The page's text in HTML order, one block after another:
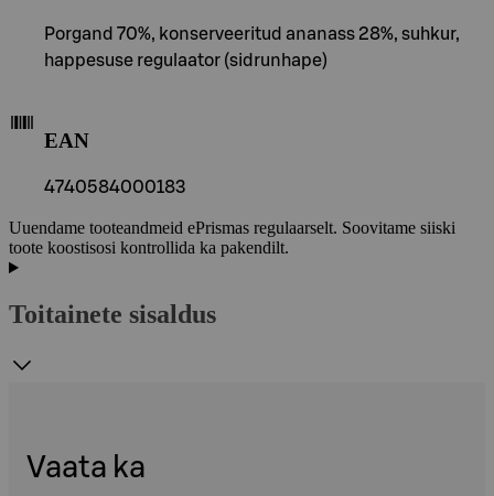
Porgand 70%, konserveeritud ananass 28%, suhkur,
happesuse regulaator (sidrunhape)
EAN
4740584000183
Uuendame tooteandmeid ePrismas regulaarselt. Soovitame siiski
toote koostisosi kontrollida ka pakendilt.
Toitainete sisaldus
Vaata ka